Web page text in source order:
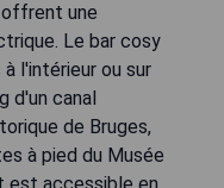
offrent une
Le bar cosy
l'intérieur ou sur
d'un canal
de Bruges,
à pied du Musée